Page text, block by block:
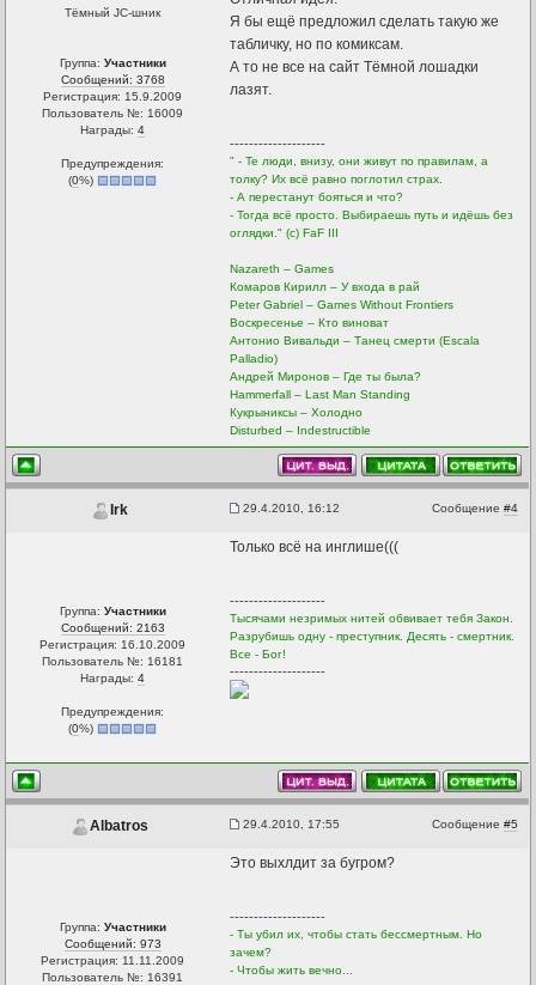
Тёмный JC-шник
Группа: Участники
Сообщений: 3768
Регистрация: 15.9.2009
Пользователь №: 16009
Награды:4
Предупреждения:
(0%)
Я бы ещё предложил сделать такую же
табличку, но по комиксам.
А то не все на сайт Тёмной лошадки
лазят.
--------------------
" - Те люди, внизу, они живут по правилам, а
толку? Их всё равно поглотил страх.
- А перестанут бояться и что?
- Тогда всё просто. Выбираешь путь и идёшь без
оглядки." (с) FaF III
Nazareth – Games
Комаров Кирилл – У входа в рай
Peter Gabriel – Games Without Frontiers
Воскресенье – Кто виноват
Антонио Вивальди – Танец смерти (Escala
Palladio)
Андрей Миронов – Где ты была?
Hammerfall – Last Man Standing
Кукрыниксы – Холодно
Disturbed – Indestructible
Irk 29.4.2010, 16:12 Сообщение#4
Группа: Участники
Сообщений: 2163
Регистрация: 16.10.2009
Пользователь №: 16181
Награды:4
Предупреждения:
(0%)
Только всё на инглише(((
--------------------
Тысячами незримых нитей обвивает тебя Закон.
Разрубишь одну - преступник. Десять - смертник.
Все - Бог!
--------------------
Albatros 29.4.2010, 17:55 Сообщение#5
Группа: Участники
Сообщений: 973
Регистрация: 11.11.2009
Пользователь №: 16391
Это выхлдит за бугром?
--------------------
- Ты убил их, чтобы стать бессмертным. Но
зачем?
- Чтобы жить вечно...